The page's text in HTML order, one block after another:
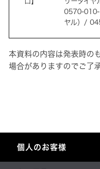
0570-010-
ヤル）/
本資料の内容は発表時の
場合がありますのでご了
個人のお客様